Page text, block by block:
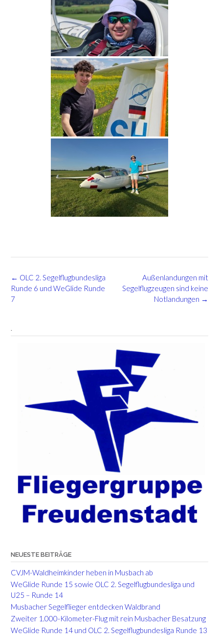
Post
navigation
Außenlandungen mit
Segelflugzeugen sind keine
Notlandungen →
← OLC 2. Segelflugbundesliga
Runde 6 und WeGlide Runde
7
.
NEUESTE BEITRÄGE
CVJM-Waldheimkinder heben in Musbach ab
WeGlide Runde 15 sowie OLC 2. Segelflugbundesliga und
U25 – Runde 14
Musbacher Segelflieger entdecken Waldbrand
Zweiter 1.000-Kilometer-Flug mit rein Musbacher Besatzung
WeGlide Runde 14 und OLC 2. Segelflugbundesliga Runde 13